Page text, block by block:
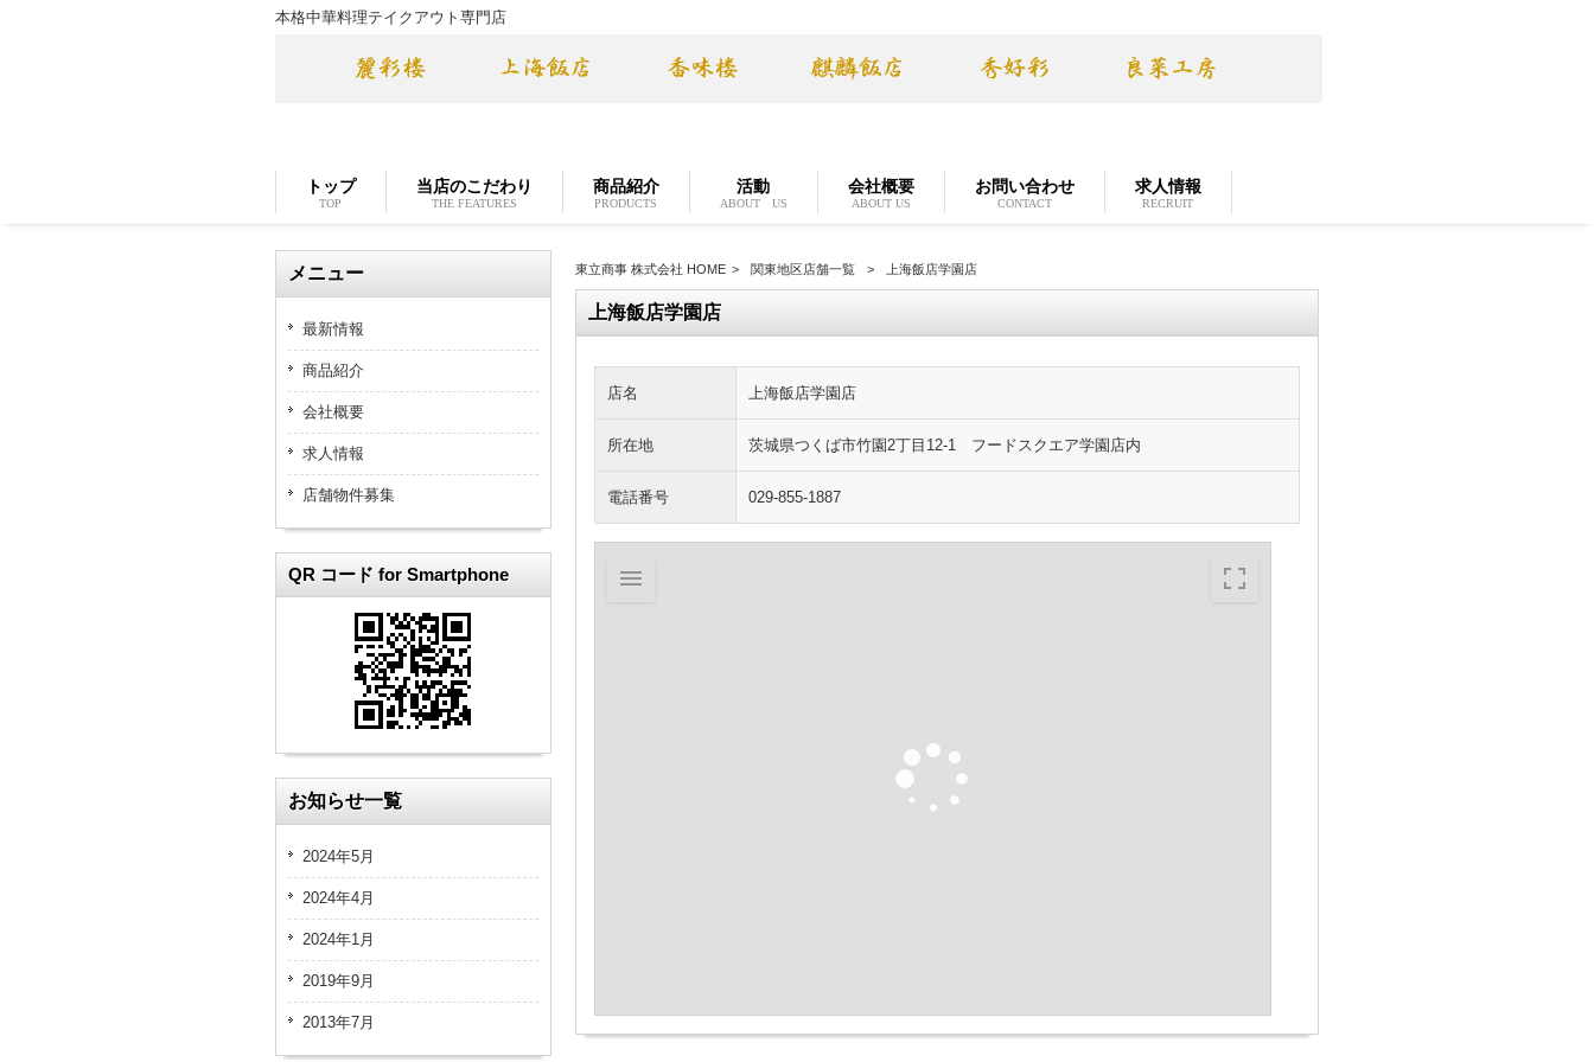
本格中華料理テイクアウト専門店
トップ
TOP
当店のこだわり
THE FEATURES
商品紹介
PRODUCTS
活動
ABOUT US
会社概要
ABOUT US
お問い合わせ
CONTACT
求人情報
RECRUIT
東立商事 株式会社 HOME > 関東地区店舗一覧 > 上海飯店学園店
上海飯店学園店
店名 上海飯店学園店
所在地 茨城県つくば市竹園2丁目12-1 フードスクエア学園店内
電話番号 029-855-1887
メニュー
最新情報
商品紹介
会社概要
求人情報
店舗物件募集
QR コード for Smartphone
お知らせ一覧
2024年5月
2024年4月
2024年1月
2019年9月
2013年7月